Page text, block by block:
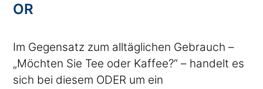
OR
Im Gegensatz zum alltäglichen Gebrauch –
„Möchten Sie Tee oder Kaffee?“ – handelt es
sich bei diesem ODER um ein